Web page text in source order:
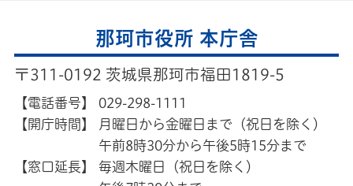
2025年10月24日
『那珂市高齢者おたすけ帳』のご案内
2025年8月8日
救急搬送における選定療養費の徴収につい
那珂市役所 本庁舎
〒311-0192 茨城県那珂市福田1819-5
【電話番号】
029-298-1111
【開庁時間】
月曜日から金曜日まで（祝日を除く）
午前8時30分から午後5時15分まで
【窓口延長】
毎週木曜日（祝日を除く）